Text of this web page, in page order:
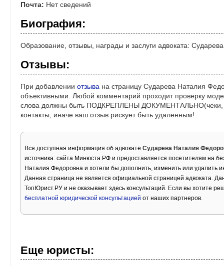
Почта: Нет сведений
Биография:
Образование, отзывы, награды и заслуги адвоката:
Отзывы:
При добавлении отзыва на страницу Сударева Наталия
объективными. Любой комментарий проходит проверку
слова должны быть ПОДКРЕПЛЕНЫ ДОКУМЕНТАЛЬНО(чеки,
контакты, иначе ваш отзыв рискует быть удаленным!
Вся доступная информация об адвокате Сударева Наталия
источника: сайта Минюста РФ и предоставляется посетителям на
Наталия Федоровна и хотели бы дополнить, изменить или удалить
Данная страница не является официальной страницей адвоката.
ТопЮрист.РУ и не оказывает здесь консультаций. Если вы хотите
бесплатной юридической консультацией от наших партнеров.
Еще юристы: